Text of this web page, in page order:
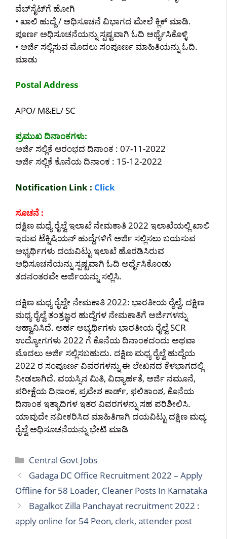
ವೆಬ್‌ಸೈಟ್‌ಗೆ ಹೋಗಿ
• ಖಾಲಿ ಹುದ್ದೆ / ಅಧಿಸೂಚನೆ ವಿಭಾಗದ ಮೇಲೆ ಕ್ಲಿಕ್ ಮಾಡಿ.
ಪೂರ್ಣ ಅಧಿಸೂಚನೆಯನ್ನು ಸ್ಪಷ್ಟವಾಗಿ ಓದಿ ಅರ್ಥೈಸಿಕೊಳ್ಳಿ
• ಅರ್ಜಿ ಸಲ್ಲಿಸುವ ಮೊದಲು ಸಂಪೂರ್ಣ ಮಾಹಿತಿಯನ್ನು ಓದಿ.
ಮಾಡು
Postal Address
APO/ M&EL/ SC
ಪ್ರಮುಖ ದಿನಾಂಕಗಳು:
ಅರ್ಜಿ ಸಲ್ಲಿಕೆ ಆರಂಭದ ದಿನಾಂಕ : 07-11-2022
ಅರ್ಜಿ ಸಲ್ಲಿಕೆ ಕೊನೆಯ ದಿನಾಂಕ : 15-12-2022
Notification Link : Click
ಸೂಚನೆ :
ದಕ್ಷಿಣ ಮಧ್ಯೆ ರೈಲ್ವೆ ಇಲಾಖೆ ನೇಮಕಾತಿ 2022 ಇಲಾಖೆಯಲ್ಲಿ ಖಾಲಿ
ಇರುವ ಟೆಕ್ನಿಷಿಯನ್ ಹುದ್ದೆಗಳಿಗೆ ಅರ್ಜಿ ಸಲ್ಲಿಸಲು ಬಯಸುವ
ಅಭ್ಯರ್ಥಿಗಳು ದಯವಿಟ್ಟು ಇಲಾಖೆ ಹೊರಡಿಸಿರುವ
ಅಧಿಸೂಚನೆಯನ್ನು ಸ್ಪಷ್ಟವಾಗಿ ಓದಿ ಅರ್ಥೈಸಿಕೊಂಡು
ತದನಂತರವೇ ಅರ್ಜಿಯನ್ನು ಸಲ್ಲಿಸಿ.
ದಕ್ಷಿಣ ಮಧ್ಯ ರೈಲ್ವೇ ನೇಮಕಾತಿ 2022: ಭಾರತೀಯ ರೈಲ್ವೆ, ದಕ್ಷಿಣ
ಮಧ್ಯ ರೈಲ್ವೆ ತಂತ್ರಜ್ಞರ ಹುದ್ದೆಗಳ ನೇಮಕಾತಿಗೆ ಅರ್ಜಿಗಳನ್ನು
ಆಹ್ವಾನಿಸಿದೆ. ಅರ್ಹ ಅಭ್ಯರ್ಥಿಗಳು ಭಾರತೀಯ ರೈಲ್ವೆ SCR
ಉದ್ಯೋಗಗಳು 2022 ಗೆ ಕೊನೆಯ ದಿನಾಂಕದಂದು ಅಥವಾ
ಮೊದಲು ಅರ್ಜಿ ಸಲ್ಲಿಸಬಹುದು. ದಕ್ಷಿಣ ಮಧ್ಯ ರೈಲ್ವೆ ಹುದ್ದೆಯ
2022 ರ ಸಂಪೂರ್ಣ ವಿವರಗಳನ್ನು ಈ ಲೇಖನದ ಕೆಳಭಾಗದಲ್ಲಿ
ನೀಡಲಾಗಿದೆ. ವಯಸ್ಸಿನ ಮಿತಿ, ವಿದ್ಯಾರ್ಹತೆ, ಅರ್ಜಿ ನಮೂನೆ,
ಪರೀಕ್ಷೆಯ ದಿನಾಂಕ, ಪ್ರವೇಶ ಕಾರ್ಡ್, ಫಲಿತಾಂಶ, ಕೊನೆಯ
ದಿನಾಂಕ ಇತ್ಯಾದಿಗಳ ಇತರ ವಿವರಗಳನ್ನು ಸಹ ಪರಿಶೀಲಿಸಿ.
ಯಾವುದೇ ನವೀಕರಿಸಿದ ಮಾಹಿತಿಗಾಗಿ ದಯವಿಟ್ಟು ದಕ್ಷಿಣ ಮಧ್ಯ
ರೈಲ್ವೆ ಅಧಿಸೂಚನೆಯನ್ನು ಭೇಟಿ ಮಾಡಿ
Categories
Central Govt Jobs
Gadaga DC Office Recruitment 2022 – Apply
Offline for 58 Loader, Cleaner Posts In Karnataka
Bagalkot Zilla Panchayat recruitment 2022 :
apply online for 54 Peon, clerk, attender post